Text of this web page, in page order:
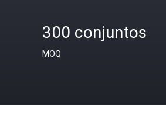
300 conjuntos
MOQ